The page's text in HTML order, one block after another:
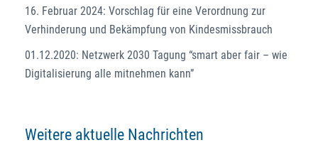
16. Februar 2024: Vorschlag für eine Verordnung zur
Verhinderung und Bekämpfung von Kindesmissbrauch
01.12.2020: Netzwerk 2030 Tagung “smart aber fair – wie
Digitalisierung alle mitnehmen kann”
Weitere aktuelle Nachrichten